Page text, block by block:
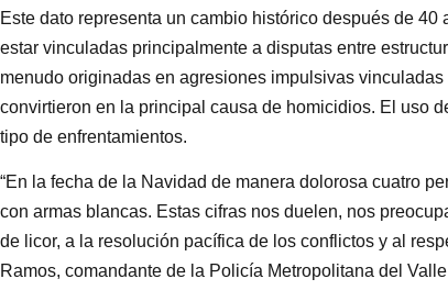
Este dato representa un cambio histórico después de
estar vinculadas principalmente a disputas entre
menudo originadas en agresiones impulsivas
convirtieron en la principal causa de homicidios. El uso
tipo de enfrentamientos.
“En la fecha de la Navidad de manera dolorosa cuatro
con armas blancas. Estas cifras nos duelen, nos
de licor, a la resolución pacífica de los conflictos y al
Ramos, comandante de la Policía Metropolitana del